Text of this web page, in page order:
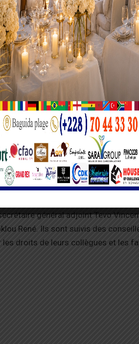
l’organisation internationale du
de l’article 9 de la loi
qui stipule que, « les
à l’établissement des
un syndicat professionnel», que
du travail Lomé Commune
Togo.
de Synt.Ba.Co qui vient enrichir le
des droits ainsi que les
comme secrétaire général Kagni
général adjoint Tevo
René. Ils sont suivis des
droits de leurs collègues et les